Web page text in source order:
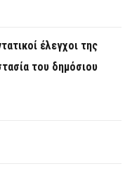
έλεγχοι της
του δημόσιου